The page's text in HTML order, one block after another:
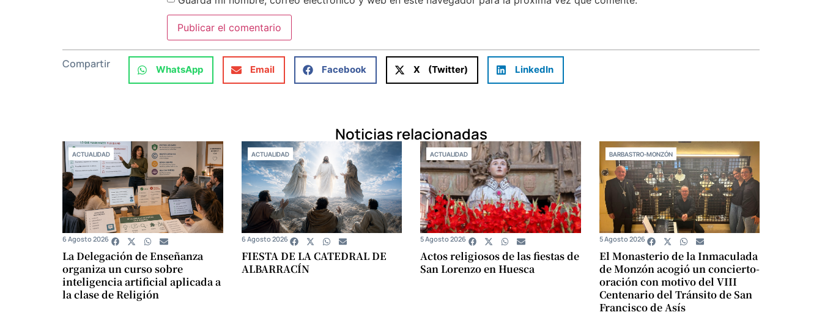
Compartir WhatsApp Email Facebook X (Twitter) LinkedIn
Noticias relacionadas
ACTUALIDAD
La Delegación de Enseñanza
organiza un curso sobre
inteligencia artificial aplicada a
la clase de Religión
6 Agosto 2026
ACTUALIDAD
FIESTA DE LA CATEDRAL DE
ALBARRACÍN
6 Agosto 2026
ACTUALIDAD
Actos religiosos de las fiestas de
San Lorenzo en Huesca
5 Agosto 2026
BARBASTRO-MONZÓN
El Monasterio de la Inmaculada
de Monzón acogió un concierto-
oración con motivo del VIII
Centenario del Tránsito de San
Francisco de Asís
5 Agosto 2026